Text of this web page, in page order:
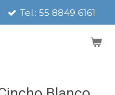
Tel.: 55 8849 6161